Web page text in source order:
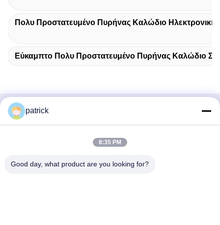
Πολυ Προστατευμένο Πυρήνας Καλώδιο Ηλεκτρονικής
Εύκαμπτο Πολυ Προστατευμένο Πυρήνας Καλώδιο
Γρήγορη επαφή
Nanxiang, περιοχή Jiading, Σαγκάη 201802, Κίνα
patrick
8:35 PM
Good day, what product are you looking for?